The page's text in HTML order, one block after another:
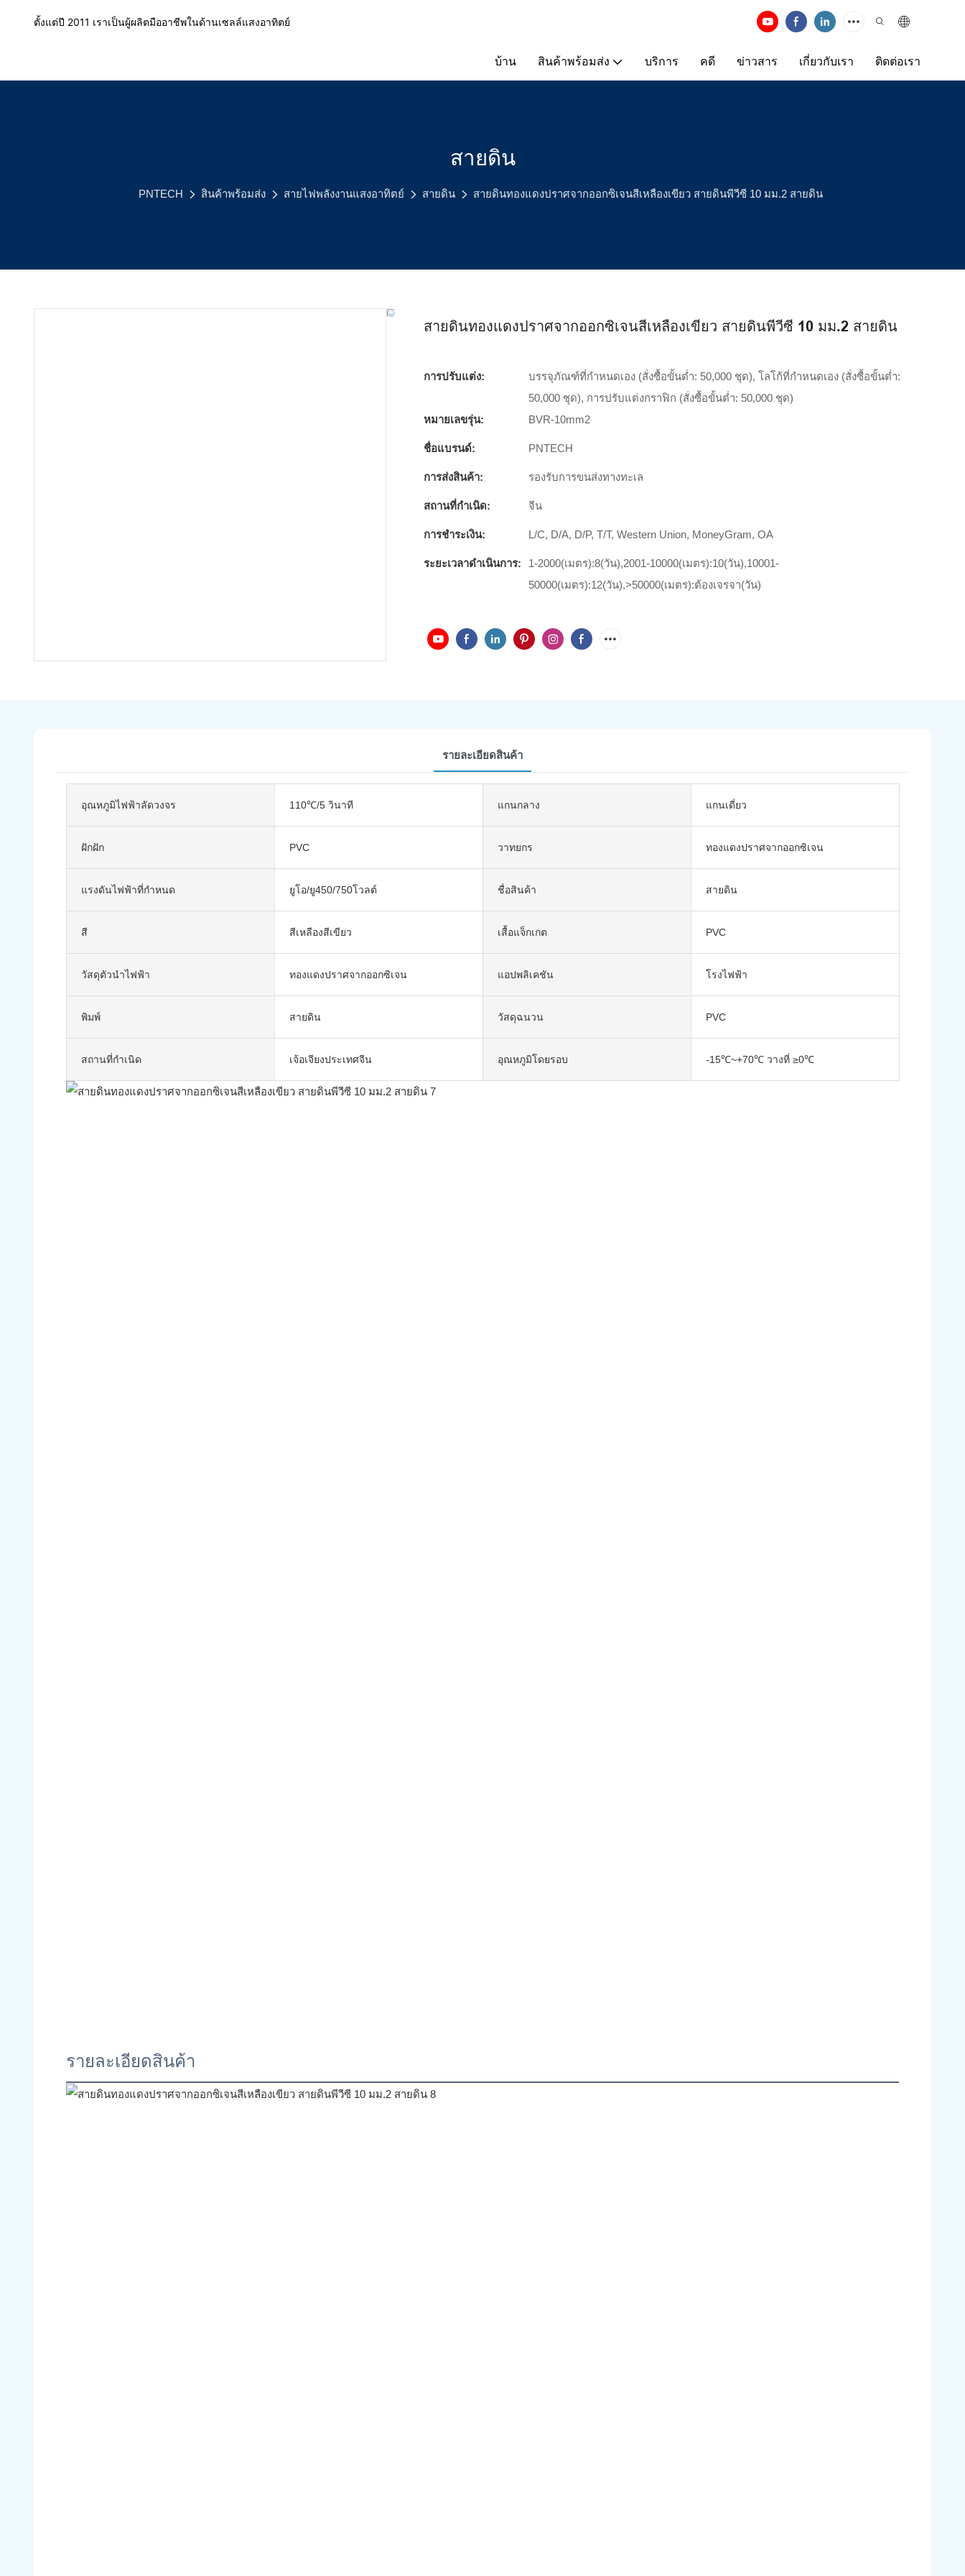
ตั้งแต่ปี 2011 เราเป็นผู้ผลิตมืออาชีพในด้านเซลล์แสงอาทิตย์
บ้าน สินค้าพร้อมส่ง บริการ คดี ข่าวสาร เกี่ยวกับเรา ติดต่อเรา
สายดิน
PNTECH สินค้าพร้อมส่ง สายไฟพลังงานแสงอาทิตย์ สายดิน สายดินทองแดงปราศจากออกซิเจนสีเหลืองเขียว สายดินพีวีซี 10 มม.2 สายดิน
สายดินทองแดงปราศจากออกซิเจนสีเหลืองเขียว สายดินพีวีซี 10 มม.2 สายดิน
การปรับแต่ง:
บรรจุภัณฑ์ที่กำหนดเอง (สั่งซื้อขั้นต่ำ: 50,000 ชุด), โลโก้ที่กำหนดเอง (สั่งซื้อขั้นต่ำ:
50,000 ชุด), การปรับแต่งกราฟิก (สั่งซื้อขั้นต่ำ: 50,000 ชุด)
หมายเลขรุ่น:
BVR-10mm2
ชื่อแบรนด์: PNTECH
การส่งสินค้า: รองรับการขนส่งทางทะเล
สถานที่กำเนิด: จีน
การชำระเงิน: L/C, D/A, D/P, T/T, Western Union, MoneyGram, OA
ระยะเวลาดำเนินการ:
1-2000(เมตร):8(วัน),2001-10000(เมตร):10(วัน),10001-
50000(เมตร):12(วัน),>50000(เมตร):ต้องเจรจา(วัน)
รายละเอียดสินค้า
อุณหภูมิไฟฟ้าลัดวงจร 110℃/5 วินาที แกนกลาง แกนเดี่ยว
ฝักฝัก PVC วาทยกร ทองแดงปราศจากออกซิเจน
แรงดันไฟฟ้าที่กำหนด ยูโอ/ยู450/750โวลต์ ชื่อสินค้า สายดิน
สี สีเหลืองสีเขียว เสื้อแจ็กเกต PVC
วัสดุตัวนำไฟฟ้า ทองแดงปราศจากออกซิเจน แอปพลิเคชัน โรงไฟฟ้า
พิมพ์ สายดิน วัสดุฉนวน PVC
สถานที่กำเนิด เจ้อเจียงประเทศจีน อุณหภูมิโดยรอบ -15℃~+70℃ วางที่ ≥0℃
รายละเอียดสินค้า